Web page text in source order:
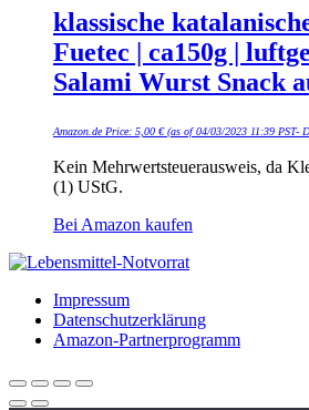
klassische
Fuetec | ca150g |
Salami Wurst Snack
Amazon.de Price: 5,00 €(as of 04/03/2023 11:39 PST-
Kein Mehrwertsteuerausweis, da
(1) UStG.
Bei Amazon kaufen
Impressum
Datenschutzerklärung
Amazon-Partnerprogramm